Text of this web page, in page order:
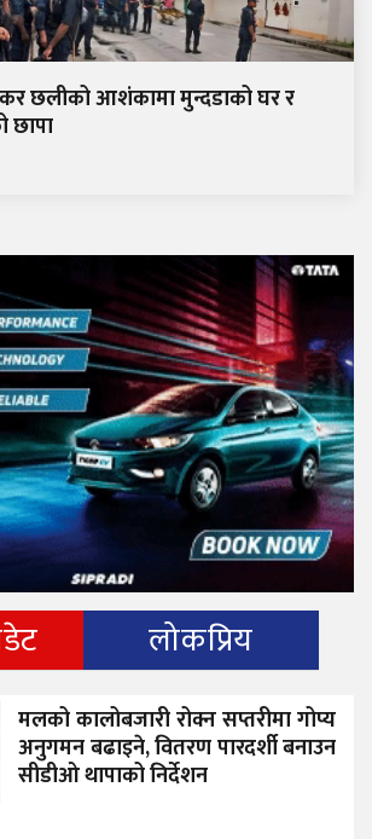
छलीको आशंकामा मुन्दडाको घर र
छापा
लोकप्रिय
मलको कालोबजारी रोक्न सप्तरीमा गोप्य
अनुगमन बढाइने, वितरण पारदर्शी बनाउन
सीडीओ थापाको निर्देशन